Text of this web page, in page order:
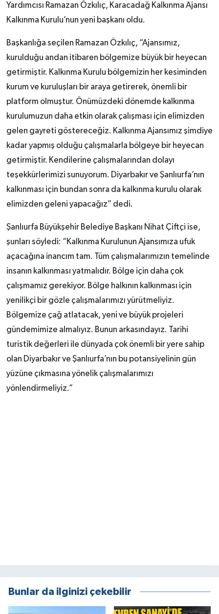
Yardımcısı Ramazan Özkılıç, Karacadağ Kalkınma Ajansı
Kalkınma Kurulu’nun yeni başkanı oldu.
Başkanlığa seçilen Ramazan Özkılıç, “Ajansımız,
kurulduğu andan itibaren bölgemize büyük bir heyecan
getirmiştir. Kalkınma Kurulu bölgemizin her kesiminden
kurum ve kuruluşları bir araya getirerek, önemli bir
platform olmuştur. Önümüzdeki dönemde kalkınma
kurulumuzun daha etkin olarak çalışması için elimizden
gelen gayreti göstereceğiz. Kalkınma Ajansımız şimdiye
kadar yapmış olduğu çalışmalarla bölgeye bir heyecan
getirmiştir. Kendilerine çalışmalarından dolayı
teşekkürlerimizi sunuyorum. Diyarbakır ve Şanlıurfa’nın
kalkınması için bundan sonra da kalkınma kurulu olarak
elimizden geleni yapacağız” dedi.
Şanlıurfa Büyükşehir Belediye Başkanı Nihat Çiftçi ise,
şunları söyledi: “Kalkınma Kurulunun Ajansımıza ufuk
açacağına inancım tam. Tüm çalışmalarımızın temelinde
insanın kalkınması yatmalıdır. Bölge için daha çok
çalışmamız gerekiyor. Bölge halkının kalkınması için
yenilikçi bir gözle çalışmalarımızı yürütmeliyiz.
Bölgemize çağ atlatacak, yeni ve büyük projeleri
gündemimize almalıyız. Bunun arkasındayız. Tarihi
turistik değerleri ile dünyada çok önemli bir yere sahip
olan Diyarbakır ve Şanlıurfa’nın bu potansiyelinin gün
yüzüne çıkmasına yönelik çalışmalarımızı
yönlendirmeliyiz.”
Bunlar da ilginizi çekebilir